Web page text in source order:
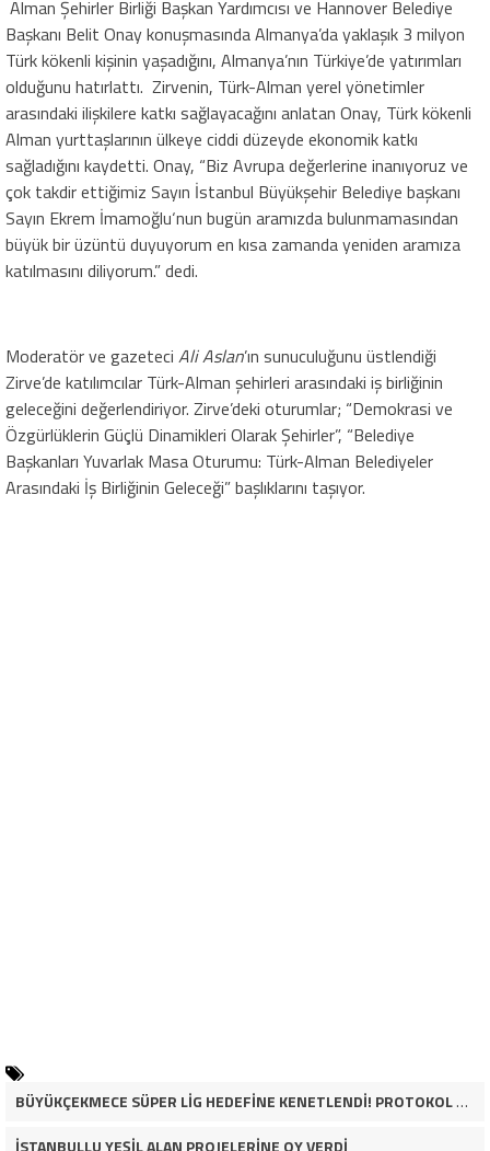
Alman Şehirler Birliği Başkan Yardımcısı ve Hannover Belediye
Başkanı Belit Onay konuşmasında Almanya’da yaklaşık 3 milyon
Türk kökenli kişinin yaşadığını, Almanya’nın Türkiye’de yatırımları
olduğunu hatırlattı. Zirvenin, Türk-Alman yerel yönetimler
arasındaki ilişkilere katkı sağlayacağını anlatan Onay, Türk kökenli
Alman yurttaşlarının ülkeye ciddi düzeyde ekonomik katkı
sağladığını kaydetti. Onay, “Biz Avrupa değerlerine inanıyoruz ve
çok takdir ettiğimiz Sayın İstanbul Büyükşehir Belediye başkanı
Sayın Ekrem İmamoğlu‘nun bugün aramızda bulunmamasından
büyük bir üzüntü duyuyorum en kısa zamanda yeniden aramıza
katılmasını diliyorum.” dedi.
Moderatör ve gazeteci Ali Aslan’ın sunuculuğunu üstlendiği
Zirve’de katılımcılar Türk-Alman şehirleri arasındaki iş birliğinin
geleceğini değerlendiriyor. Zirve’deki oturumlar; “Demokrasi ve
Özgürlüklerin Güçlü Dinamikleri Olarak Şehirler”, “Belediye
Başkanları Yuvarlak Masa Oturumu: Türk-Alman Belediyeler
Arasındaki İş Birliğinin Geleceği” başlıklarını taşıyor.
BÜYÜKÇEKMECE SÜPER LİG HEDEFİNE KENETLENDİ! PROTOKOL VE İŞ DÜNYASINDAN BASKETBOL TAKIMINA TAM DESTEK…
İSTANBULLU YEŞİL ALAN PROJELERİNE OY VERDİ